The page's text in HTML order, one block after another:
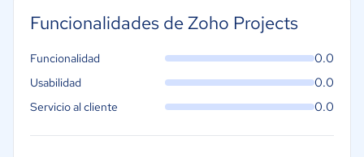
Funcionalidades de Zoho Projects
Funcionalidad 0.0
Usabilidad 0.0
Servicio al cliente 0.0